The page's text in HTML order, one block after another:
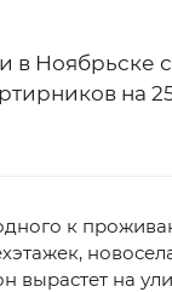
в Ноябрьске
на
к
вырастет на